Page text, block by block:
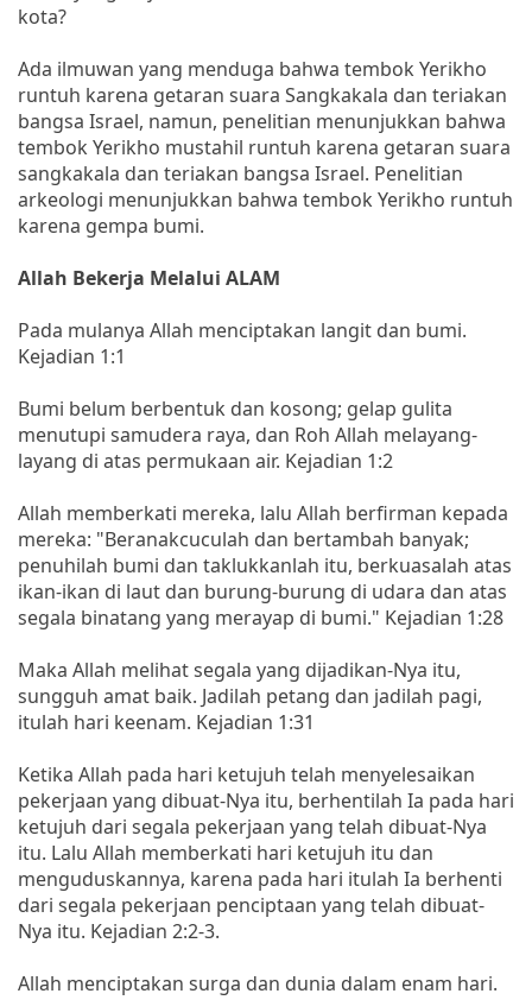
kota?
Ada ilmuwan yang menduga bahwa tembok Yerikho
runtuh karena getaran suara Sangkakala dan teriakan
bangsa Israel, namun, penelitian menunjukkan bahwa
tembok Yerikho mustahil runtuh karena getaran suara
sangkakala dan teriakan bangsa Israel. Penelitian
arkeologi menunjukkan bahwa tembok Yerikho runtuh
karena gempa bumi.
Allah Bekerja Melalui ALAM
Pada mulanya Allah menciptakan langit dan bumi.
Kejadian 1:1
Bumi belum berbentuk dan kosong; gelap gulita
menutupi samudera raya, dan Roh Allah melayang-
layang di atas permukaan air. Kejadian 1:2
Allah memberkati mereka, lalu Allah berfirman kepada
mereka: "Beranakcuculah dan bertambah banyak;
penuhilah bumi dan taklukkanlah itu, berkuasalah atas
ikan-ikan di laut dan burung-burung di udara dan atas
segala binatang yang merayap di bumi." Kejadian 1:28
Maka Allah melihat segala yang dijadikan-Nya itu,
sungguh amat baik. Jadilah petang dan jadilah pagi,
itulah hari keenam. Kejadian 1:31
Ketika Allah pada hari ketujuh telah menyelesaikan
pekerjaan yang dibuat-Nya itu, berhentilah Ia pada hari
ketujuh dari segala pekerjaan yang telah dibuat-Nya
itu. Lalu Allah memberkati hari ketujuh itu dan
menguduskannya, karena pada hari itulah Ia berhenti
dari segala pekerjaan penciptaan yang telah dibuat-
Nya itu. Kejadian 2:2-3.
Allah menciptakan surga dan dunia dalam enam hari.